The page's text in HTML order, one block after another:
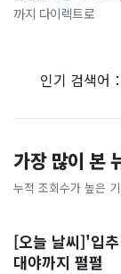
까지 다이렉트로
인기 검색어：
가장 많이 본
누적 조회수가 높은
[오늘 날씨]'입
대야까지 펄펄